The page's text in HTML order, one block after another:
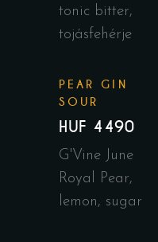
tonic bitter,
tojásfehérje
PEAR GIN
SOUR
HUF 4490
G'Vine June
Royal Pear,
lemon, sugar